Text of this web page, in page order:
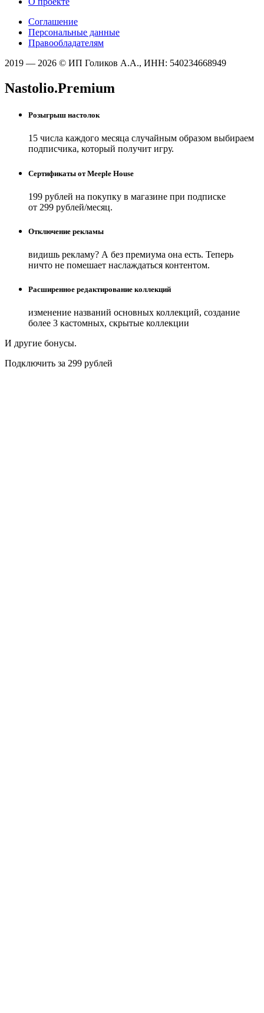
Соглашение
Персональные данные
Правообладателям
2019 — 2026 © ИП Голиков А.А., ИНН: 540234668949
Nastolio.Premium
Розыгрыш настолок
15 числа каждого месяца случайным образом выбираем
подписчика, который получит игру.
Сертификаты от Meeple House
199 рублей на покупку в магазине при подписке
от 299 рублей/месяц.
Отключение рекламы
видишь рекламу? А без премиума она есть. Теперь
ничто не помешает наслаждаться контентом.
Расширенное редактирование коллекций
изменение названий основных коллекций, создание
более 3 кастомных, скрытые коллекции
И другие бонусы.
Подключить за 299 рублей